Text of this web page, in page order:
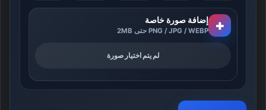
+ إضافة صورة خاصة
PNG / JPG / WEBP حتى 2MB
لم يتم اختيار صورة